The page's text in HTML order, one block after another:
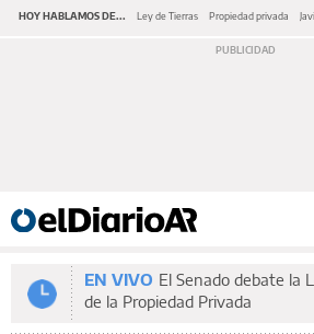
HOY HABLAMOS DE... Ley de Tierras Propiedad privada
EN VIVO El Senado debate la
de la Propiedad Privada